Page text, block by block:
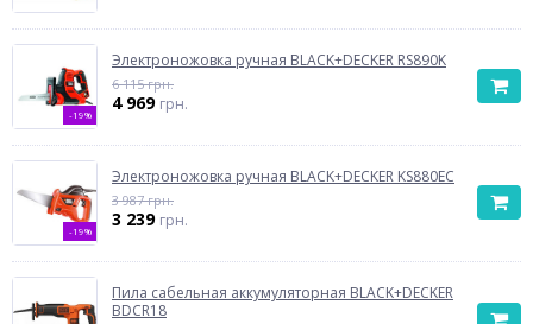
-19%
Электроножовка ручная BLACK+DECKER RS890K
6 115 грн.
4 969 грн.
-19%
Электроножовка ручная BLACK+DECKER KS880EC
3 987 грн.
3 239 грн.
Пила сабельная аккумуляторная BLACK+DECKER
BDCR18